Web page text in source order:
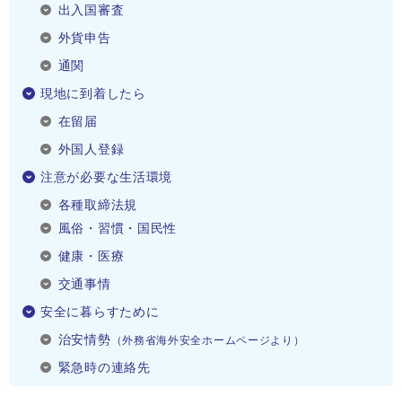
出入国審査
外貨申告
通関
現地に到着したら
在留届
外国人登録
注意が必要な生活環境
各種取締法規
風俗・習慣・国民性
健康・医療
交通事情
安全に暮らすために
治安情勢 （外務省海外安全ホームページより）
緊急時の連絡先